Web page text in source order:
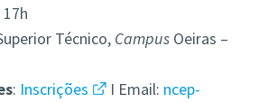
Técnico, Campus Oeiras –
: Inscrições I Email: ncep-